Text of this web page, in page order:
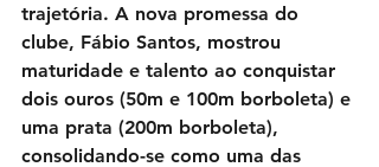
trajetória. A nova promessa do
clube, Fábio Santos, mostrou
maturidade e talento ao conquistar
dois ouros (50m e 100m borboleta) e
uma prata (200m borboleta),
consolidando-se como uma das